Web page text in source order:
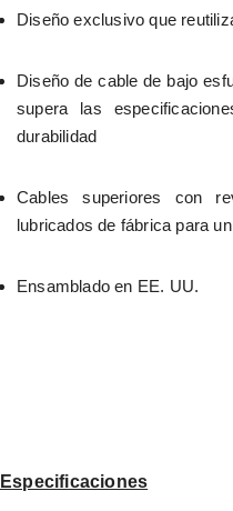
Diseño exclusivo que
Diseño de cable de bajo
supera las
durabilidad
Cables superiores con
lubricados de fábrica para
Ensamblado en EE. UU.
Especificaciones